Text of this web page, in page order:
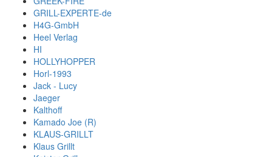
GRILL-EXPERTE-de
H4G-GmbH
Heel Verlag
HI
HOLLYHOPPER
Horl-1993
Jack - Lucy
Jaeger
Kalthoff
Kamado Joe (R)
KLAUS-GRILLT
Klaus Grillt